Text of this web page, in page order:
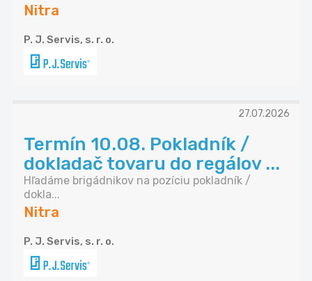
Nitra
P. J. Servis, s. r. o.
27.07.2026
Termín 10.08. Pokladník /
dokladač tovaru do regálov ...
Hľadáme brigádnikov na pozíciu pokladník /
dokla...
Nitra
P. J. Servis, s. r. o.